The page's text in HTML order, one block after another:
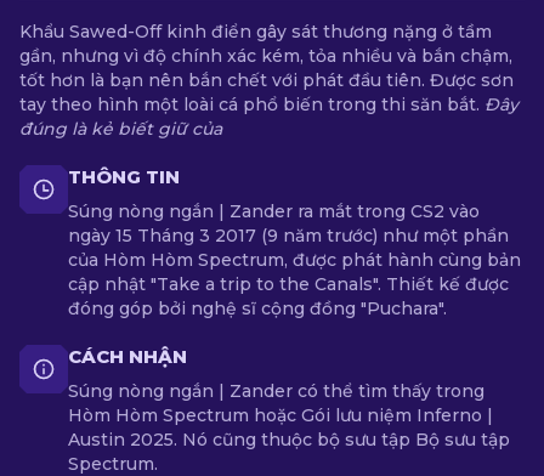
Khẩu Sawed-Off kinh điển gây sát thương nặng ở tầm
gần, nhưng vì độ chính xác kém, tỏa nhiều và bắn chậm,
tốt hơn là bạn nên bắn chết với phát đầu tiên. Được sơn
tay theo hình một loài cá phổ biến trong thi săn bắt. Đây
đúng là kẻ biết giữ của
THÔNG TIN
Súng nòng ngắn | Zander ra mắt trong CS2 vào
ngày 15 Tháng 3 2017 (9 năm trước) như một phần
của Hòm Hòm Spectrum, được phát hành cùng bản
cập nhật "Take a trip to the Canals". Thiết kế được
đóng góp bởi nghệ sĩ cộng đồng "Puchara".
CÁCH NHẬN
Súng nòng ngắn | Zander có thể tìm thấy trong
Hòm Hòm Spectrum hoặc Gói lưu niệm Inferno |
Austin 2025. Nó cũng thuộc bộ sưu tập Bộ sưu tập
Spectrum.